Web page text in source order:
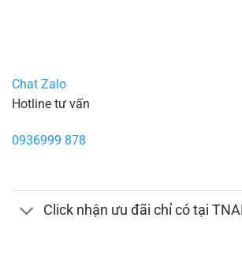
Chat Zalo
Hotline tư vấn
0936999 878
Click nhận ưu đãi chỉ có tại